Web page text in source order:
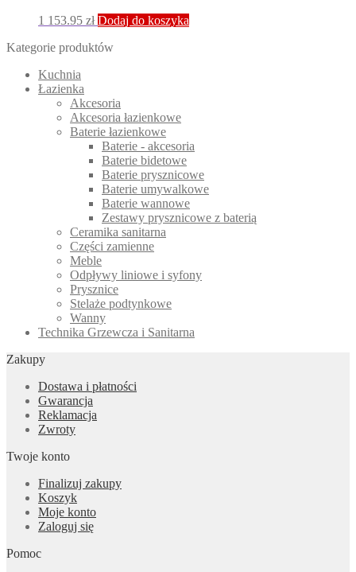
1 153.95 zł Dodaj do koszyka
Kategorie produktów
Kuchnia
Łazienka
Akcesoria
Akcesoria łazienkowe
Baterie łazienkowe
Baterie - akcesoria
Baterie bidetowe
Baterie prysznicowe
Baterie umywalkowe
Baterie wannowe
Zestawy prysznicowe z baterią
Ceramika sanitarna
Części zamienne
Meble
Odpływy liniowe i syfony
Prysznice
Stelaże podtynkowe
Wanny
Technika Grzewcza i Sanitarna
Zakupy
Dostawa i płatności
Gwarancja
Reklamacja
Zwroty
Twoje konto
Finalizuj zakupy
Koszyk
Moje konto
Zaloguj się
Pomoc